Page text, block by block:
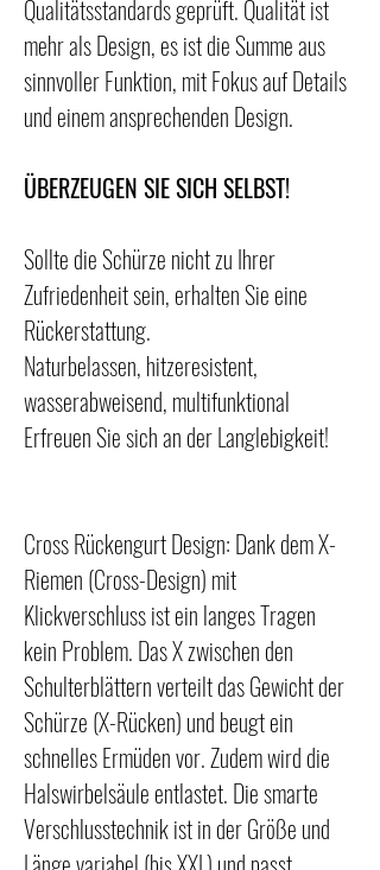
Qualitätsstandards geprüft. Qualität ist
mehr als Design, es ist die Summe aus
sinnvoller Funktion, mit Fokus auf Details
und einem ansprechenden Design.
ÜBERZEUGEN SIE SICH SELBST!
Sollte die Schürze nicht zu Ihrer
Zufriedenheit sein, erhalten Sie eine
Rückerstattung.
Naturbelassen, hitzeresistent,
wasserabweisend, multifunktional
Erfreuen Sie sich an der Langlebigkeit!
Cross Rückengurt Design: Dank dem X-
Riemen (Cross-Design) mit
Klickverschluss ist ein langes Tragen
kein Problem. Das X zwischen den
Schulterblättern verteilt das Gewicht der
Schürze (X-Rücken) und beugt ein
schnelles Ermüden vor. Zudem wird die
Halswirbelsäule entlastet. Die smarte
Verschlusstechnik ist in der Größe und